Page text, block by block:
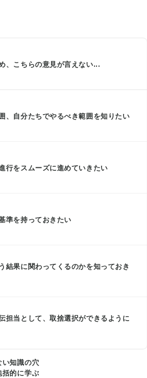
、こちらの意見が言えない...
、自分たちでやるべき範囲を知りたい
行をスムーズに進めていきたい
準を持っておきたい
結果に関わってくるのかを知っておき
担当として、取捨選択ができるように
知識の穴
的に学ぶ